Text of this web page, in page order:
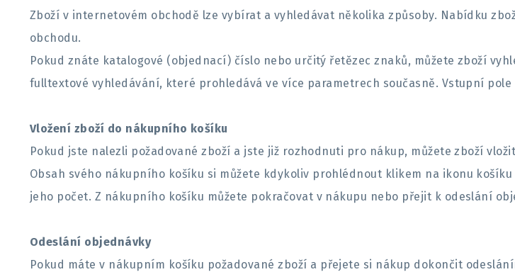
Zboží v internetovém obchodě lze vybírat a vyhledávat několika způsoby. Nabídku
obchodu.
Pokud znáte katalogové (objednací) číslo nebo určitý řetězec znaků, můžete zboží
fulltextové vyhledávání, které prohledává ve více parametrech současně. Vstupní
Vložení zboží do nákupního košíku
Pokud jste nalezli požadované zboží a jste již rozhodnuti pro nákup, můžete zboží
Obsah svého nákupního košíku si můžete kdykoliv prohlédnout klikem na ikonu
jeho počet. Z nákupního košíku můžete pokračovat v nákupu nebo přejit k odeslání
Odeslání objednávky
Pokud máte v nákupním košíku požadované zboží a přejete si nákup dokončit